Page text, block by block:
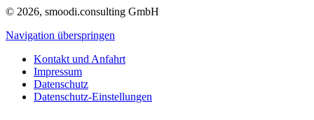
© 2026, smoodi.consulting GmbH
Navigation überspringen
Kontakt und Anfahrt
Impressum
Datenschutz
Datenschutz-Einstellungen